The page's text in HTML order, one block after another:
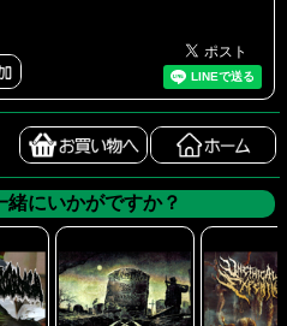
緒にいかがですか？